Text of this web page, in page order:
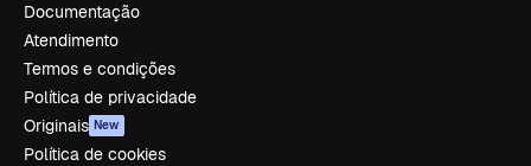
Documentação
Atendimento
Termos e condições
Política de privacidade
Originais New
Política de cookies